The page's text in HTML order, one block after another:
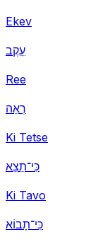
Ekev
עֵקֶב
Ree
רְאֵה
Ki Tetse
כִּי־תֵצֵא
Ki Tavo
כִּי־תָבוֹא